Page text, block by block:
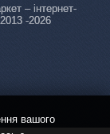
– інтернет-
-2026
вашого